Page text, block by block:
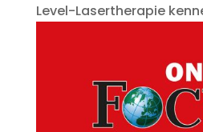
Level-Lasertherapie